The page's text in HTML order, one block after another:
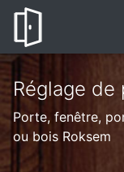
Réglage de
Porte, fenêtre,
ou bois Roksem